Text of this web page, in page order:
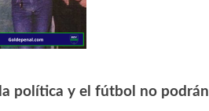
política y el fútbol no podrán